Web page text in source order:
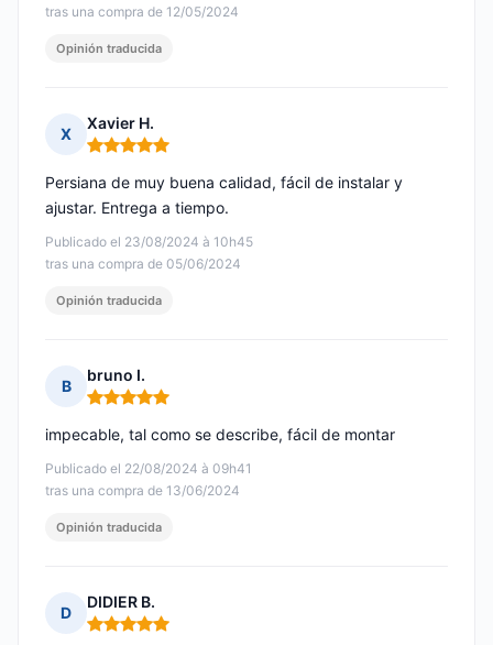
tras una compra de 12/05/2024
Opinión traducida
X
Xavier H.
Nota: 5 de 5
Publicado el 23/08/2024 à 10h45
tras una compra de 05/06/2024
Persiana de muy buena calidad, fácil de instalar y
ajustar. Entrega a tiempo.
Opinión traducida
B
bruno I.
Nota: 5 de 5
Publicado el 22/08/2024 à 09h41
tras una compra de 13/06/2024
impecable, tal como se describe, fácil de montar
Opinión traducida
D
DIDIER B.
Nota: 5 de 5